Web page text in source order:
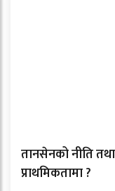
तानसेनको नीति
प्राथमिकतामा ?